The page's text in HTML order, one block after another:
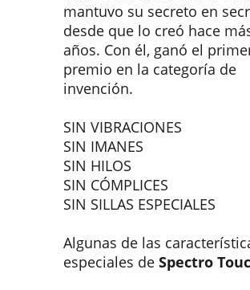
mantuvo su secreto en
desde que lo creó hace
años. Con él, ganó el
premio en la categoría de
invención.
SIN VIBRACIONES
SIN IMANES
SIN HILOS
SIN CÓMPLICES
SIN SILLAS ESPECIALES
Algunas de las
especiales de Spectro